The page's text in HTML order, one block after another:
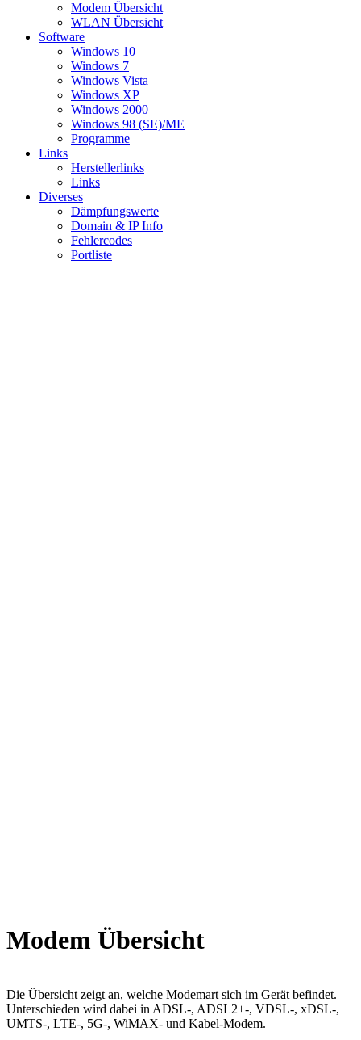
Modem Übersicht
WLAN Übersicht
Software
Windows 10
Windows 7
Windows Vista
Windows XP
Windows 2000
Windows 98 (SE)/ME
Programme
Links
Herstellerlinks
Links
Diverses
Dämpfungswerte
Domain & IP Info
Fehlercodes
Portliste
Modem Übersicht
Die Übersicht zeigt an, welche Modemart sich im Gerät befindet.
Unterschieden wird dabei in ADSL-, ADSL2+-, VDSL-, xDSL-,
UMTS-, LTE-, 5G-, WiMAX- und Kabel-Modem.